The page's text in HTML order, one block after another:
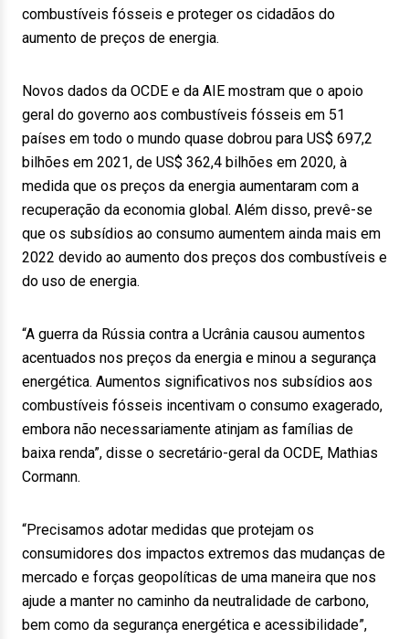
combustíveis fósseis e proteger os cidadãos do
aumento de preços de energia.
Novos dados da OCDE e da AIE mostram que o apoio
geral do governo aos combustíveis fósseis em 51
países em todo o mundo quase dobrou para US$ 697,2
bilhões em 2021, de US$ 362,4 bilhões em 2020, à
medida que os preços da energia aumentaram com a
recuperação da economia global. Além disso, prevê-se
que os subsídios ao consumo aumentem ainda mais em
2022 devido ao aumento dos preços dos combustíveis e
do uso de energia.
“A guerra da Rússia contra a Ucrânia causou aumentos
acentuados nos preços da energia e minou a segurança
energética. Aumentos significativos nos subsídios aos
combustíveis fósseis incentivam o consumo exagerado,
embora não necessariamente atinjam as famílias de
baixa renda”, disse o secretário-geral da OCDE, Mathias
Cormann.
“Precisamos adotar medidas que protejam os
consumidores dos impactos extremos das mudanças de
mercado e forças geopolíticas de uma maneira que nos
ajude a manter no caminho da neutralidade de carbono,
bem como da segurança energética e acessibilidade”,